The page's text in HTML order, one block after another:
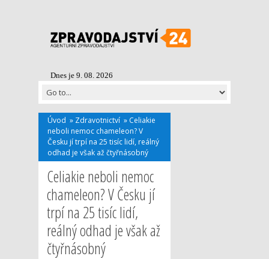
Dnes je 9. 08. 2026
Úvod » Zdravotnictví » Celiakie
neboli nemoc chameleon? V
Česku jí trpí na 25 tisíc lidí, reálný
odhad je však až čtyřnásobný
Celiakie neboli nemoc
chameleon? V Česku jí
trpí na 25 tisíc lidí,
reálný odhad je však až
čtyřnásobný